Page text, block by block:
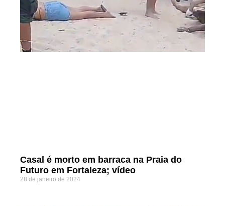
Casal é morto em barraca na Praia do
Futuro em Fortaleza; vídeo
28 de janeiro de 2024